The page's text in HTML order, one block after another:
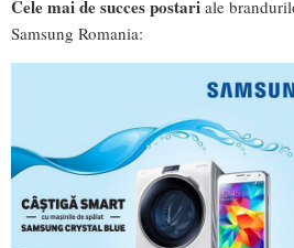
Cele mai de succes postari ale
Samsung Romania: